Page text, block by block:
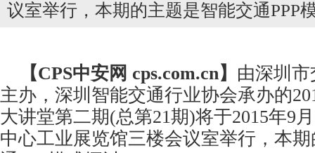
议室举行，本期的主题是智能交通PPP
【CPS中安网 cps.com.cn】 由深圳
主办，深圳智能交通行业协会承办的
大讲堂第二期(总第21期)将于2015年9
中心工业展览馆三楼会议室举行，本